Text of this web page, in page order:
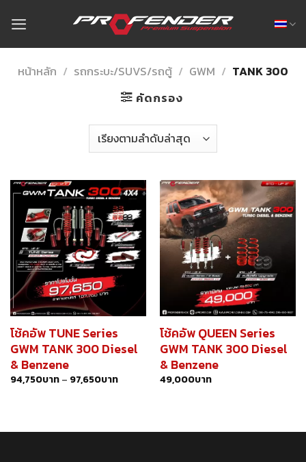
content
หน้าหลัก / รถกระบะ/SUVS/รถตู้ / GWM / TANK 300
คัดกรอง
โช้คอัพ TUNE Series
GWM TANK 300 Diesel
& Benzene
94,750บาท– 97,650บาท
โช้คอัพ QUEEN Series
GWM TANK 300 Diesel
& Benzene
49,000บาท